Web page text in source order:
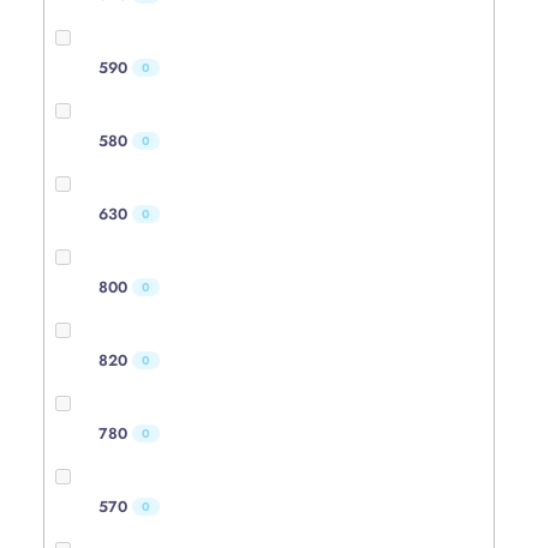
590 0
580 0
630 0
800 0
820 0
780 0
570 0